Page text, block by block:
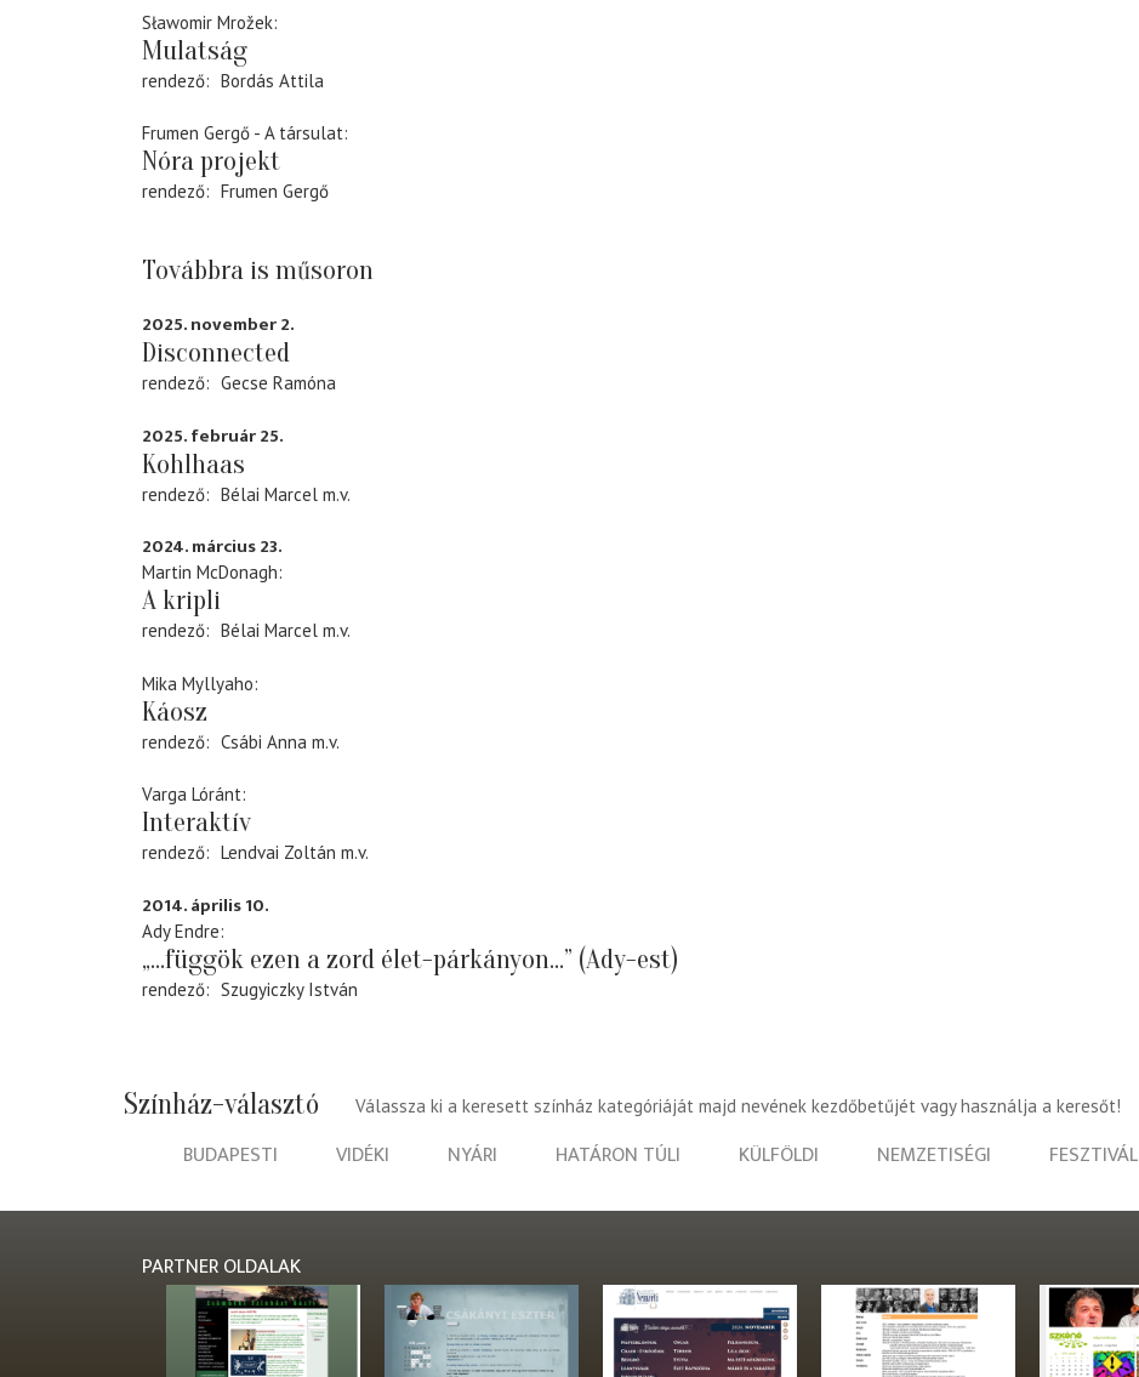
Sławomir Mrožek
Mulatság
rendező Bordás Attila
Frumen Gergő - A társulat
Nóra projekt
rendező Frumen Gergő
Továbbra is műsoron
2025. november 2.
Disconnected
rendező Gecse Ramóna
2025. február 25.
Kohlhaas
rendező Bélai Marcel m.v.
2024. március 23.
Martin McDonagh
A kripli
rendező Bélai Marcel m.v.
Mika Myllyaho
Káosz
rendező Csábi Anna m.v.
Varga Lóránt
Interaktív
rendező Lendvai Zoltán m.v.
2014. április 10.
Ady Endre
„...függök ezen a zord élet-párkányon...” (Ady-est)
rendező Szugyiczky István
Színház-választó Válassza ki a keresett színház kategóriáját majd nevének kezdőbetűjét vagy használja a keresőt!
BUDAPESTI VIDÉKI NYÁRI HATÁRON TÚLI KÜLFÖLDI NEMZETISÉGI FESZTIVÁL
PARTNER OLDALAK